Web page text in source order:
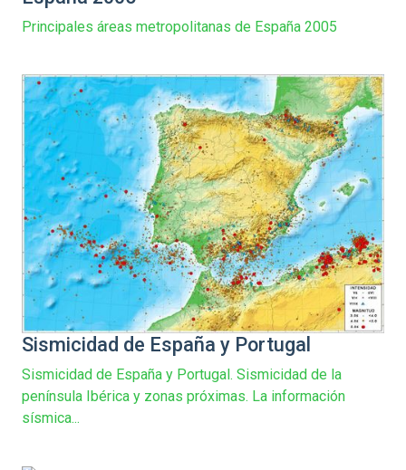
Principales áreas metropolitanas de España 2005
Sismicidad de España y Portugal
Sismicidad de España y Portugal. Sismicidad de la
península Ibérica y zonas próximas. La información
sísmica...